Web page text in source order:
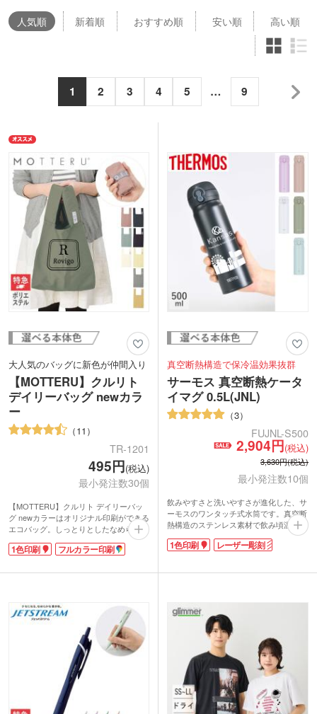
人気順 新着順 おすすめ順 安い順 高い順
1 2 3 4 5 … 9
大人気のバッグに新色が仲間入り
【MOTTERU】クルリト
デイリーバッグ newカラ
ー
11
TR-1201
495円(税込)
最小発注数30個
【MOTTERU】クルリト デイリーバッ
グ newカラーはオリジナル印刷ができる
エコバッグ。しっとりとしたなめらかな
触り心地で、シワが戻りやすくキレイな
まま使えます。クルリとたためば手のひ
ゴムバンドは縫い付けられているので無
のエコバッグに戻れませんよ!
小売店での販売実績もある商品。ロゴ印
刷したオリジナルバッグは特別感がある
ノベルティになること間違いなしです。
※動画の商品はクルリト フラットバッグ
1色印刷 フルカラー印刷
真空断熱構造で保冷温効果抜群
サーモス 真空断熱ケータ
イマグ 0.5L(JNL)
3
FUJNL-S500
2,904円(税込)
3,630円(税込)
最小発注数10個
飲みやすさと洗いやすさが進化した、サ
ーモスのワンタッチ式水筒です。真空断
熱構造のステンレス素材で飲み頃温度を
キープ。唇にフィットしやすい形状なの
で、飲み心地抜群です。外して洗えるパ
動画提供 : THERMOS Official
1色印刷 レーザー彫刻